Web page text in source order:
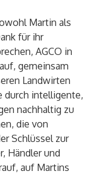
Martin als
für ihr
AGCO in
gemeinsam
Landwirten
durch intelligente,
nachhaltig zu
die von
Schlüssel zur
Händler und
auf Martins